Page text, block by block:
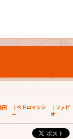
田
ペドロマンジ
ー
ファビ
オ